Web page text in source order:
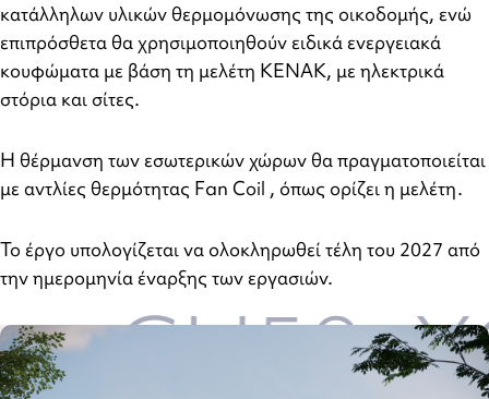
κατάλληλων υλικών θερμομόνωσης της οικοδομής, ενώ
επιπρόσθετα θα χρησιμοποιηθούν ειδικά ενεργειακά
κουφώματα με βάση τη μελέτη ΚΕΝΑΚ, με ηλεκτρικά
στόρια και σίτες.
Η θέρμανση των εσωτερικών χώρων θα πραγματοποιείται
με αντλίες θερμότητας Fan Coil , όπως ορίζει η μελέτη.
Το έργο υπολογίζεται να ολοκληρωθεί τέλη του 2027 από
την ημερομηνία έναρξης των εργασιών.